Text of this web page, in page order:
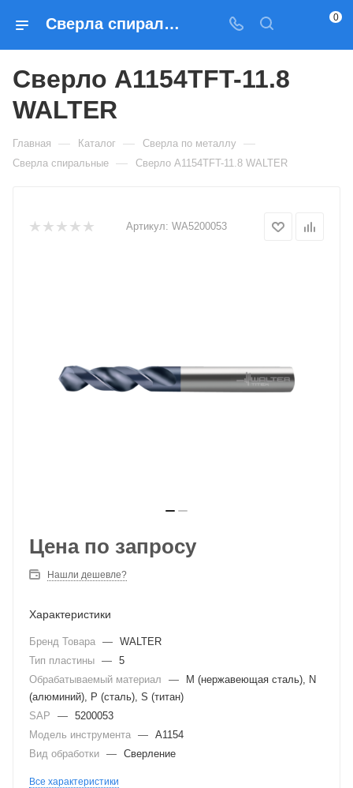
Сверла спиральные Сверло A1154TFT-11.8 WALTER — купить по выгодным ценам в Москве 0
Сверло A1154TFT-11.8
WALTER
Главная — Каталог — Сверла по металлу —
Сверла спиральные — Сверло A1154TFT-11.8 WALTER
Артикул: WA5200053
Цена по запросу
Нашли дешевле?
Характеристики
Бренд Товара — WALTER
Тип пластины — 5
Обрабатываемый материал
—
M (нержавеющая сталь), N
(алюминий), P (сталь), S (титан)
SAP
— 5200053
Модель инструмента — A1154
Вид обработки — Сверление
Все характеристики